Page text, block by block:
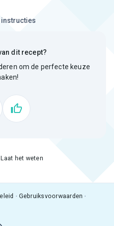
instructies
dit recept?
om de perfecte keuze
Laat het weten
Gebruiksvoorwaarden